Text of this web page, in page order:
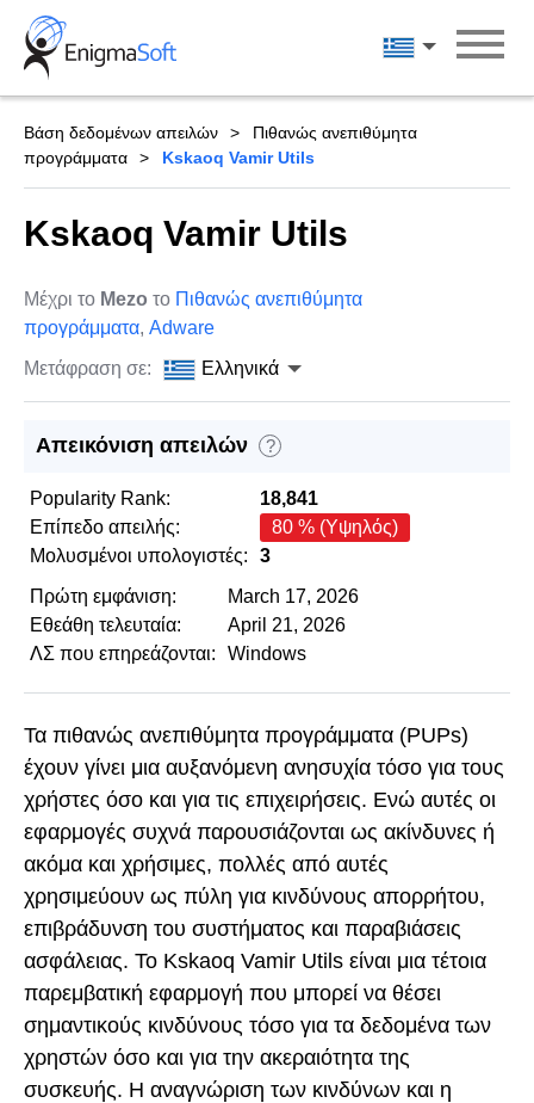
Skip
content
Ελληνικά
Βάση δεδομένων απειλών
Πιθανώς ανεπιθύμητα
προγράμματα
Kskaoq Vamir Utils
Kskaoq Vamir Utils
Μέχρι το Mezo το Πιθανώς ανεπιθύμητα
προγράμματα, Adware
Μετάφραση σε:
Ελληνικά
Απεικόνιση απειλών ?
Popularity Rank:
18,841
Επίπεδο απειλής:
80 % (Υψηλός)
Μολυσμένοι υπολογιστές:
3
Πρώτη εμφάνιση:
March 17, 2026
Εθεάθη τελευταία:
April 21, 2026
ΛΣ που επηρεάζονται:
Windows
Τα πιθανώς ανεπιθύμητα προγράμματα (PUPs)
έχουν γίνει μια αυξανόμενη ανησυχία τόσο για τους
χρήστες όσο και για τις επιχειρήσεις. Ενώ αυτές οι
εφαρμογές συχνά παρουσιάζονται ως ακίνδυνες ή
ακόμα και χρήσιμες, πολλές από αυτές
χρησιμεύουν ως πύλη για κινδύνους απορρήτου,
επιβράδυνση του συστήματος και παραβιάσεις
ασφάλειας. Το Kskaoq Vamir Utils είναι μια τέτοια
παρεμβατική εφαρμογή που μπορεί να θέσει
σημαντικούς κινδύνους τόσο για τα δεδομένα των
χρηστών όσο και για την ακεραιότητα της
συσκευής. Η αναγνώριση των κινδύνων και η